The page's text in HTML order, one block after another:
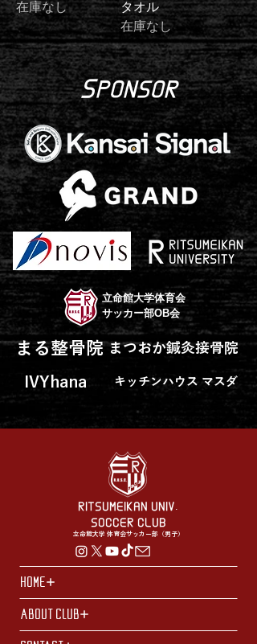
在庫なし
タオル
在庫なし
SPONSOR
立命館大学体育会
サッカー部OB会
まる整骨院 まつおか鍼灸接骨院
IVYhana キッチンハウス マスダ
RITSUMEIKAN UNIV.
SOCCER CLUB
立命館大学 体育会サッカー部（男子）
HOME
ABOUT CLUB